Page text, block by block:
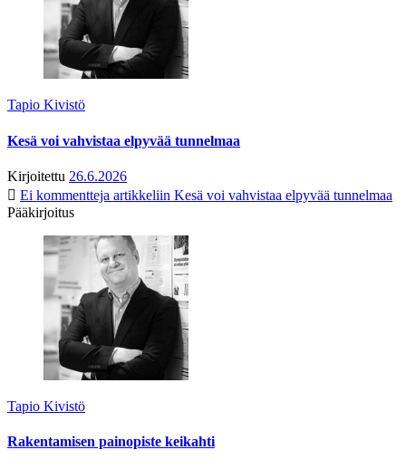
Tapio Kivistö
Kesä voi vahvistaa elpyvää tunnelmaa
Kirjoitettu 26.6.2026
Ei kommentteja artikkeliin Kesä voi vahvistaa elpyvää tunnelmaa
Pääkirjoitus
Tapio Kivistö
Rakentamisen painopiste keikahti